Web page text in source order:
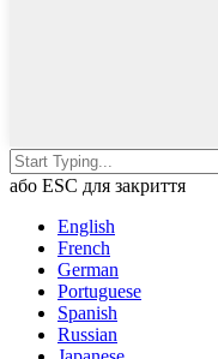
або ESC для закриття
English
French
German
Portuguese
Spanish
Russian